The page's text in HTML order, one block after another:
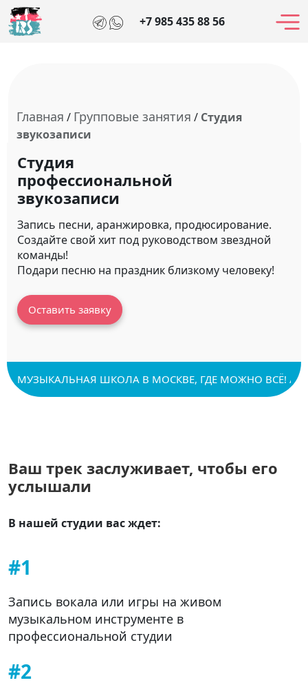
+7 985 435 88 56
Главная / Групповые занятия / Студия
звукозаписи
Студия
профессиональной
звукозаписи
Запись песни, аранжировка, продюсирование.
Создайте свой хит под руководством звездной
команды!
Подари песню на праздник близкому человеку!
Оставить заявку
МУЗЫКАЛЬНАЯ ШКОЛА В МОСКВЕ, ГДЕ МОЖНО ВСЁ! //
Ваш трек заслуживает, чтобы его
услышали
В нашей студии вас ждет:
#1
Запись вокала или игры на живом
музыкальном инструменте в
профессиональной студии
#2